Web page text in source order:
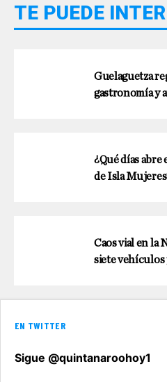
TE PUEDE
Guelaguetza
gastronomía y
¿Qué días abre
de Isla
Caos vial en la
siete vehículos
EN TWITTER
Sigue @quintanaroohoy1